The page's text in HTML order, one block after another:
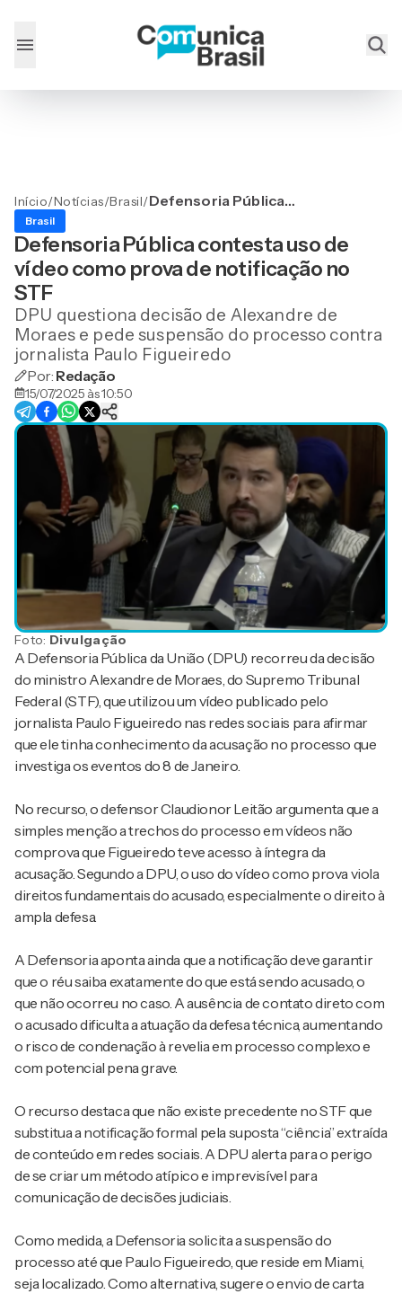
Início/Notícias/Brasil/Defensoria Pública
como prova de notificação
no STF
Brasil
Defensoria Pública contesta uso de
vídeo como prova de notificação no
STF
DPU questiona decisão de Alexandre de
Moraes e pede suspensão do processo contra
jornalista Paulo Figueiredo
Por: Redação
15/07/2025 às 10:50
Foto: Divulgação
A Defensoria Pública da União (DPU) recorreu da decisão
do ministro Alexandre de Moraes, do Supremo Tribunal
Federal (STF), que utilizou um vídeo publicado pelo
jornalista Paulo Figueiredo nas redes sociais para afirmar
que ele tinha conhecimento da acusação no processo que
investiga os eventos do 8 de Janeiro.
No recurso, o defensor Claudionor Leitão argumenta que a
simples menção a trechos do processo em vídeos não
comprova que Figueiredo teve acesso à íntegra da
acusação. Segundo a DPU, o uso do vídeo como prova viola
direitos fundamentais do acusado, especialmente o direito à
ampla defesa.
A Defensoria aponta ainda que a notificação deve garantir
que o réu saiba exatamente do que está sendo acusado, o
que não ocorreu no caso. A ausência de contato direto com
o acusado dificulta a atuação da defesa técnica, aumentando
o risco de condenação à revelia em processo complexo e
com potencial pena grave.
O recurso destaca que não existe precedente no STF que
substitua a notificação formal pela suposta “ciência” extraída
de conteúdo em redes sociais. A DPU alerta para o perigo
de se criar um método atípico e imprevisível para
comunicação de decisões judiciais.
Como medida, a Defensoria solicita a suspensão do
processo até que Paulo Figueiredo, que reside em Miami,
seja localizado. Como alternativa, sugere o envio de carta